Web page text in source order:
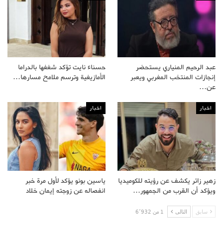
عبد الرحيم المنياري يستحضر
إنجازات المنتخب المغربي ويعبر
عن…
حسناء نايت تؤكد شغفها بالدراما
الأمازيغية وترسم ملامح مسارها…
اخبار
زهير زائر يكشف عن رؤيته للكوميديا
ويؤكد أن القرب من الجمهور…
اخبار
ياسين بونو يؤكد لأول مرة خبر
انفصاله عن زوجته إيمان خلاد
سابق التالى 1 من 6٬932